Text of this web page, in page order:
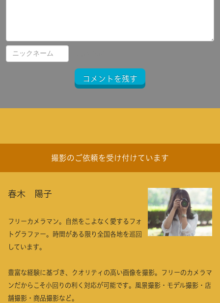
コメントを残す
撮影のご依頼を受け付けています
春木 陽子
フリーカメラマン。自然をこよなく愛するフォ
トグラファー。時間がある限り全国各地を巡回
しています。
豊富な経験に基づき、クオリティの高い画像を撮影。フリーのカメラマ
ンだからこそ小回りの利く対応が可能です。風景撮影・モデル撮影・店
舗撮影・商品撮影など。